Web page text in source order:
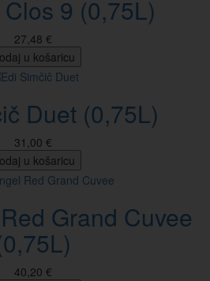
9 (0,75L)
27,48 €
u košaricu
Duet (0,75L)
31,00 €
u košaricu
Grand Cuvee
40,20 €